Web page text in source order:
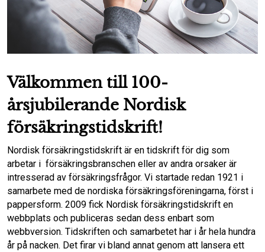
Välkommen till 100-
årsjubilerande Nordisk
försäkringstidskrift!
Nordisk försäkringstidskrift är en tidskrift för dig som
arbetar i försäkringsbranschen eller av andra orsaker är
intresserad av försäkringsfrågor. Vi startade redan 1921 i
samarbete med de nordiska försäkringsföreningarna, först i
pappersform. 2009 fick Nordisk försäkringstidskrift en
webbplats och publiceras sedan dess enbart som
webbversion. Tidskriften och samarbetet har i år hela hundra
år på nacken. Det firar vi bland annat genom att lansera ett